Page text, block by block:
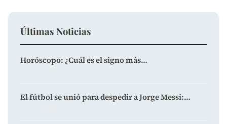
Últimas Noticias
Horóscopo: ¿Cuál es el signo más…
El fútbol se unió para despedir a Jorge Messi:…